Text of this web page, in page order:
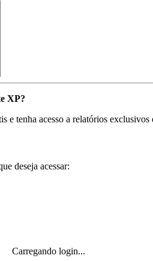
XP?
e tenha acesso a relatórios
deseja acessar:
Carregando login...